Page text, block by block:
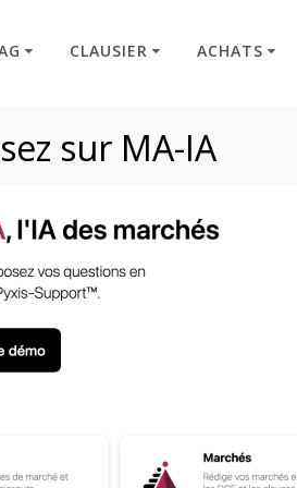
CLAUSIER ACHATS
tacite
Publique
sur MA-IA